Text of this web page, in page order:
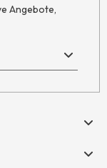
Angebote,